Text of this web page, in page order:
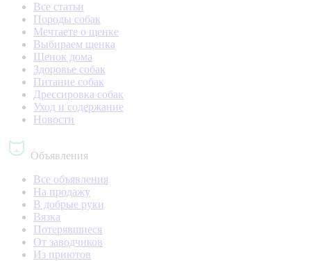
Все статьи
Породы собак
Мечтаете о щенке
Выбираем щенка
Щенок дома
Здоровье собак
Питание собак
Дрессировка собак
Уход и содержание
Новости
Объявления
Все объявления
На продажу
В добрые руки
Вязка
Потерявшиеся
От заводчиков
Из приютов